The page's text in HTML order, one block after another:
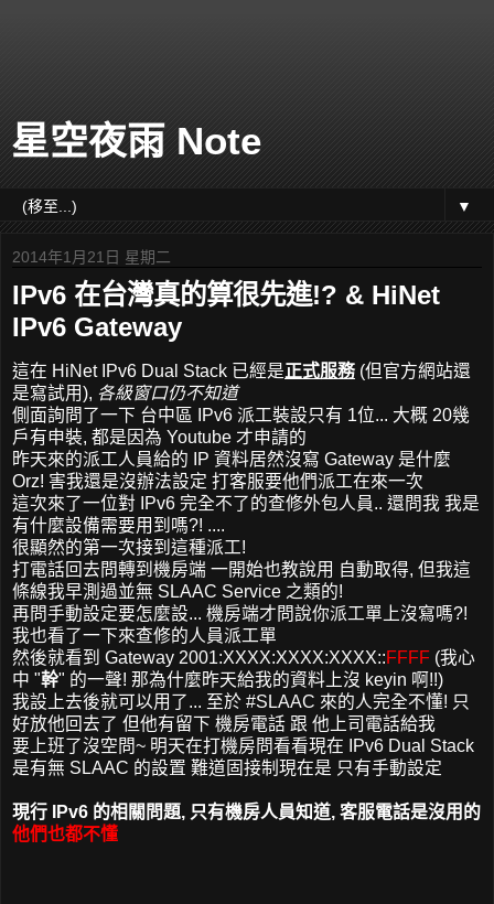
星空夜雨 Note
▼
2014年1月21日 星期二
IPv6 在台灣真的算很先進!? & HiNet
IPv6 Gateway
這在 HiNet IPv6 Dual Stack 已經是正式服務 (但官方網站還
是寫試用), 各級窗口仍不知道
側面詢問了一下 台中區 IPv6 派工裝設只有 1位... 大概 20幾
戶有申裝, 都是因為 Youtube 才申請的
昨天來的派工人員給的 IP 資料居然沒寫 Gateway 是什麼
Orz! 害我還是沒辦法設定 打客服要他們派工在來一次
這次來了一位對 IPv6 完全不了的查修外包人員.. 還問我 我是
有什麼設備需要用到嗎?! ....
很顯然的第一次接到這種派工!
打電話回去問轉到機房端 一開始也教說用 自動取得, 但我這
條線我早測過並無 SLAAC Service 之類的!
再問手動設定要怎麼設... 機房端才問說你派工單上沒寫嗎?!
我也看了一下來查修的人員派工單
然後就看到 Gateway 2001:XXXX:XXXX:XXXX::FFFF (我心
中 "幹" 的一聲! 那為什麼昨天給我的資料上沒 keyin 啊!!)
我設上去後就可以用了... 至於 #SLAAC 來的人完全不懂! 只
好放他回去了 但他有留下 機房電話 跟 他上司電話給我
要上班了沒空問~ 明天在打機房問看看現在 IPv6 Dual Stack
是有無 SLAAC 的設置 難道固接制現在是 只有手動設定
現行 IPv6 的相關問題, 只有機房人員知道, 客服電話是沒用的
他們也都不懂